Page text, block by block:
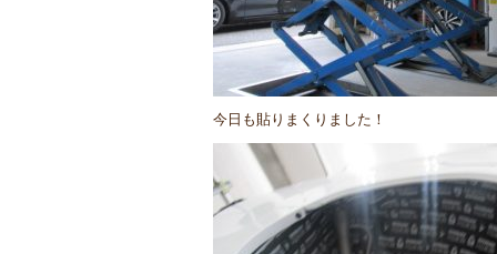
今日も貼りまくりました！